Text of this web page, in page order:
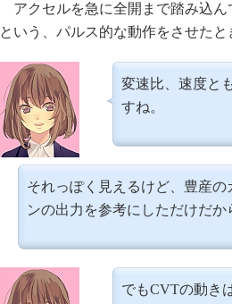
アクセルを急に全開まで踏み込ん
という、パルス的な動作をさせた
変速比、速度と
すね。
それっぽく見えるけど、豊産
ンの出力を参考にしただけだか
でもCVTの動き